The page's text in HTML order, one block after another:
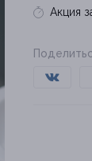
Акция